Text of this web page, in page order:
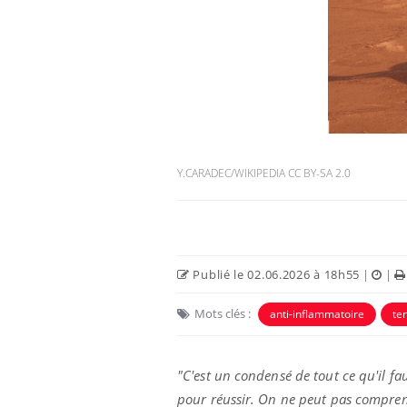
Y.CARADEC/WIKIPEDIA CC BY-SA 2.0
Publié le 02.06.2026 à 18h55 | |
Mots clés : anti-inflammatoire
"C'est un condensé de tout ce qu'il
pour réussir. On ne peut pas
Carence en fer : comprendre pour